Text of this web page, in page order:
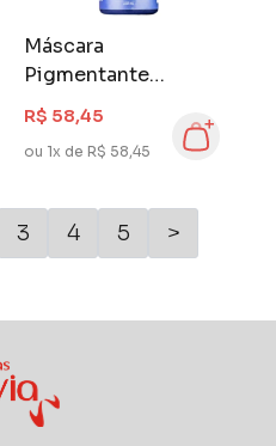
Máscara
Pigmentante
Kamaleão 100 ml
Jubarte
R$ 58,45
ou 1x de R$ 58,45
3 4 5 >